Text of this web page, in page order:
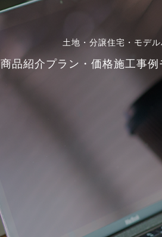
土地・分譲住宅・モデ
商品紹介プラン・価格施工事例